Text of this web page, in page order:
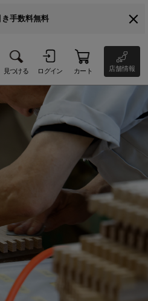
手数料無料
見つける ログイン カート 店舗情報